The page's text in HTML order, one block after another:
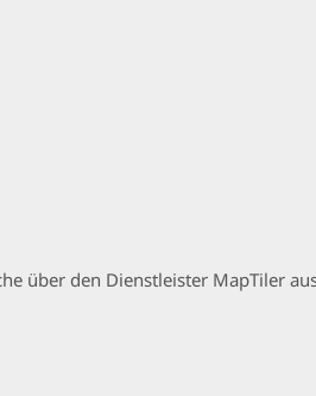
über den Dienstleister MapTiler